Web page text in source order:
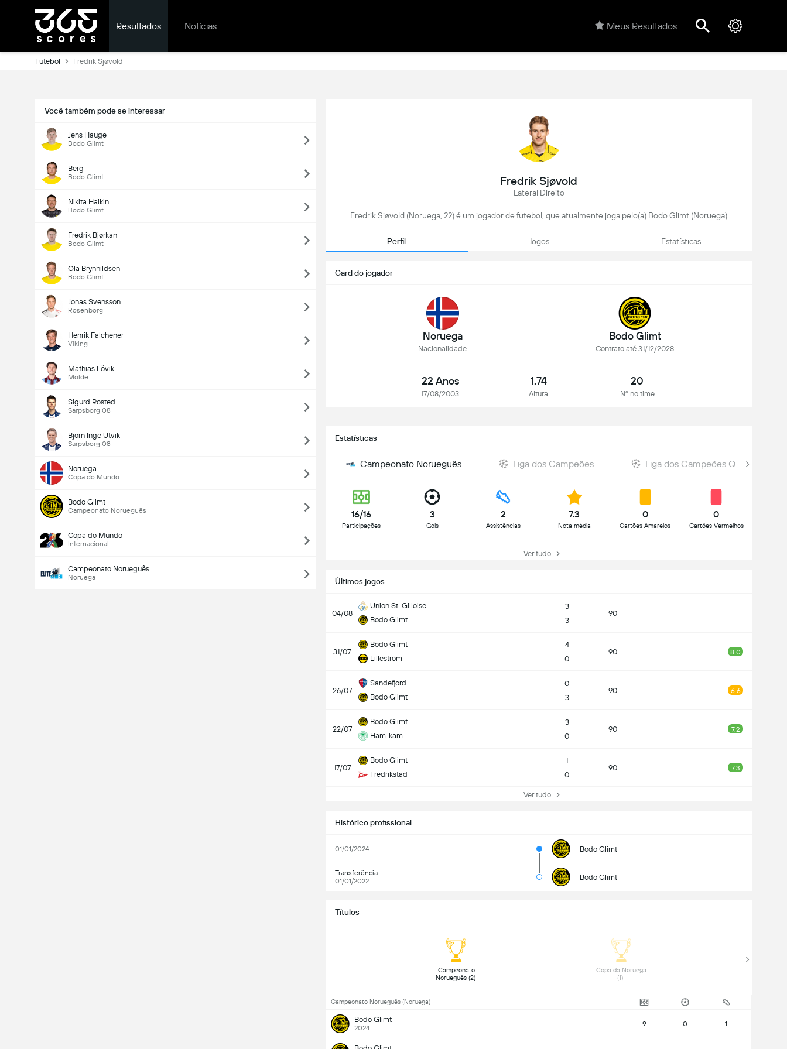
Resultados Notícias Meus Resultados
Futebol Fredrik Sjøvold
Você também pode se interessar
Jens Hauge
Bodo Glimt
Berg
Bodo Glimt
Nikita Haikin
Bodo Glimt
Fredrik Bjørkan
Bodo Glimt
Ola Brynhildsen
Bodo Glimt
Jonas Svensson
Rosenborg
Henrik Falchener
Viking
Mathias Lövik
Molde
Sigurd Rosted
Sarpsborg 08
Bjorn Inge Utvik
Sarpsborg 08
Noruega
Copa do Mundo
Bodo Glimt
Campeonato Norueguês
Copa do Mundo
Internacional
Campeonato Norueguês
Noruega
Fredrik Sjøvold
Lateral Direito
Fredrik Sjøvold (Noruega, 22) é um jogador de futebol, que atualmente joga pelo(a) Bodo Glimt (Noruega)
Perfil Jogos Estatísticas
Card do jogador
Noruega
Nacionalidade
Bodo Glimt
Contrato até 31/12/2028
22 Anos
17/08/2003
1.74
Altura
20
Nº no time
Estatísticas
Campeonato Norueguês Liga dos Campeões Liga dos Campeões Q.
16/16
Participações
3
Gols
2
Assistências
7.3
Nota média
0
Cartões Amarelos
0
Cartões Vermelhos
Ver tudo
Últimos jogos
04/08
Union St. Gilloise
Bodo Glimt
3
3
90
31/07
Bodo Glimt
Lillestrom
4
0
90 8.0
26/07
Sandefjord
Bodo Glimt
0
3
90 6.6
22/07
Bodo Glimt
Ham-kam
3
0
90 7.2
17/07
Bodo Glimt
Fredrikstad
1
0
90 7.3
Ver tudo
Histórico profissional
01/01/2024 Bodo Glimt
Transferência
01/01/2022
Bodo Glimt
Títulos
Campeonato
Norueguês (2)
Copa da Noruega
Campeonato Norueguês (Noruega)
Bodo Glimt
2024 9 0 1